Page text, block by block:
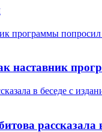
программы попросил
наставник
в беседе с
рассказала